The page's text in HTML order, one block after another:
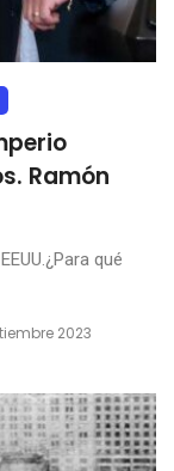
Ramón
qué
2023